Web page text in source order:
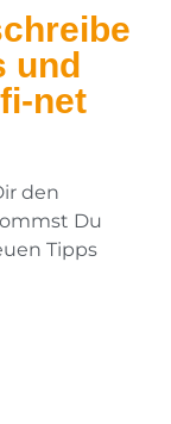
und
net
den
Du
Tipps